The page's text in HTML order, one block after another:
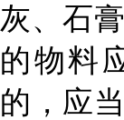
灰、石
的物料
的，应